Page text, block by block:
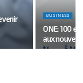
BUSINESS
ONE: 100
aux